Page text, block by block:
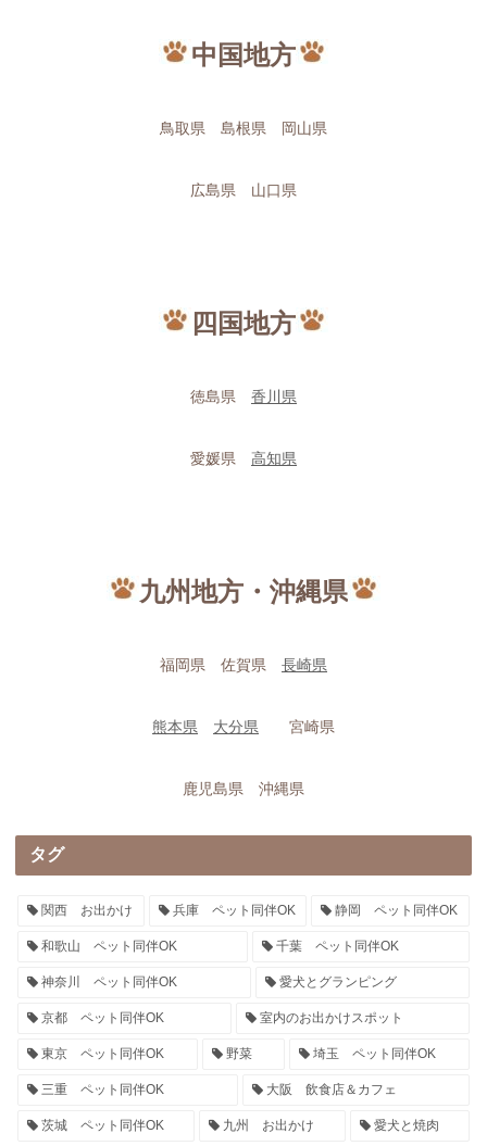
中国地方
鳥取県 島根県 岡山県
広島県 山口県
四国地方
徳島県 香川県
愛媛県 高知県
九州地方・沖縄県
福岡県 佐賀県 長崎県
熊本県 大分県 宮崎県
鹿児島県 沖縄県
タグ
関西 お出かけ 兵庫 ペット同伴OK 静岡 ペット同伴OK
和歌山 ペット同伴OK 千葉 ペット同伴OK
神奈川 ペット同伴OK 愛犬とグランピング
京都 ペット同伴OK 室内のお出かけスポット
東京 ペット同伴OK 野菜 埼玉 ペット同伴OK
三重 ペット同伴OK 大阪 飲食店＆カフェ
茨城 ペット同伴OK 九州 お出かけ 愛犬と焼肉